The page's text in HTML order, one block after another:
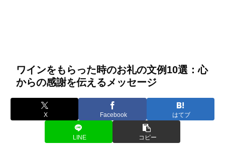
ワインをもらった時のお礼の文例10選：心
からの感謝を伝えるメッセージ
X Facebook はてブ
LINE コピー